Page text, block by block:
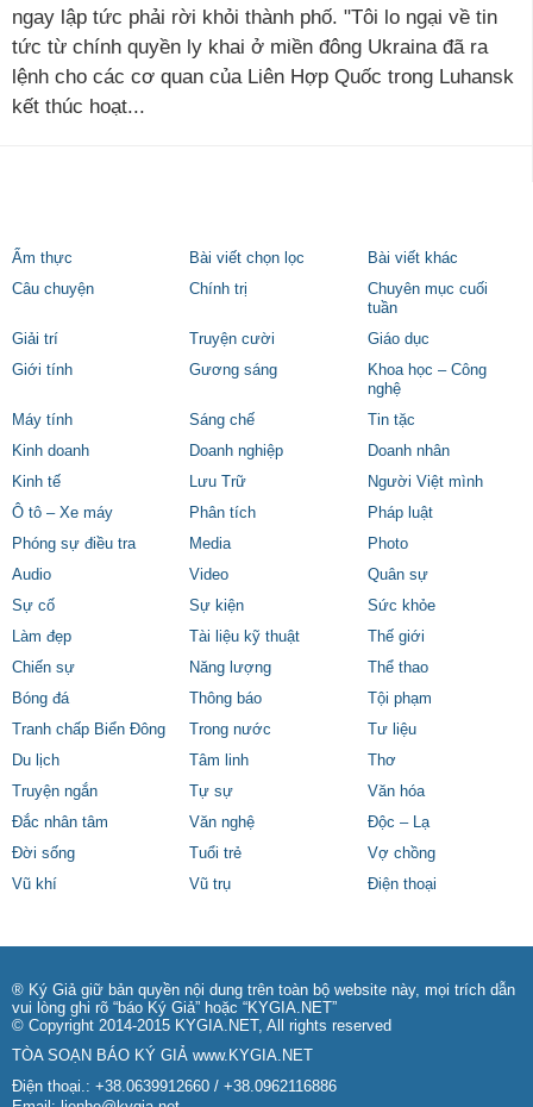
ngay lập tức phải rời khỏi thành phố. "Tôi lo ngại về tin
tức từ chính quyền ly khai ở miền đông Ukraina đã ra
lệnh cho các cơ quan của Liên Hợp Quốc trong Luhansk
kết thúc hoạt...
Ẩm thực Bài viết chọn lọc
Bài viết khác
Câu chuyện
Chính trị
Chuyên mục cuối
tuần
Giải trí
Truyện cười
Giáo dục
Giới tính
Gương sáng
Khoa học – Công
nghệ
Máy tính
Sáng chế
Tin tặc
Kinh doanh
Doanh nghiệp
Doanh nhân
Kinh tế
Lưu Trữ
Người Việt mình
Ô tô – Xe máy
Phân tích
Pháp luật
Phóng sự điều tra
Media
Photo
Audio
Video
Quân sự
Sự cố
Sự kiện
Sức khỏe
Làm đẹp
Tài liệu kỹ thuật
Thế giới
Chiến sự
Năng lượng
Thể thao
Bóng đá
Thông báo
Tội phạm
Tranh chấp Biển Đông
Trong nước
Tư liệu
Du lịch
Tâm linh
Thơ
Truyện ngắn
Tự sự
Văn hóa
Đắc nhân tâm
Văn nghệ
Độc – Lạ
Đời sống
Tuổi trẻ
Vợ chồng
Vũ khí
Vũ trụ Điện thoại
® Ký Giả giữ bản quyền nội dung trên toàn bộ website này, mọi trích dẫn
vui lòng ghi rõ “báo Ký Giả” hoặc “KYGIA.NET”
© Copyright 2014-2015 KYGIA.NET, All rights reserved
TÒA SOẠN BÁO KÝ GIẢ www.KYGIA.NET
Điện thoại.: +38.0639912660 / +38.0962116886